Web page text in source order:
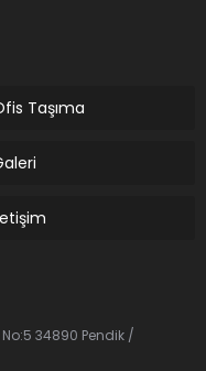
Taşıma
34890 Pendik /